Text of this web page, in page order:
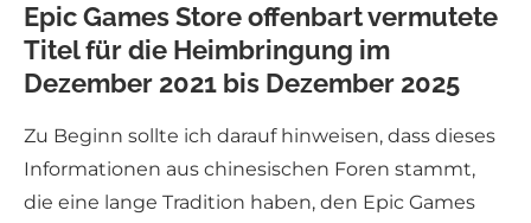
Epic Games Store offenbart vermutete
Titel für die Heimbringung im
Dezember 2021 bis Dezember 2025
Zu Beginn sollte ich darauf hinweisen, dass dieses
Informationen aus chinesischen Foren stammt,
die eine lange Tradition haben, den Epic Games